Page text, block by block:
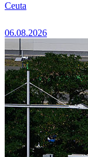
Ceuta
06.08.2026